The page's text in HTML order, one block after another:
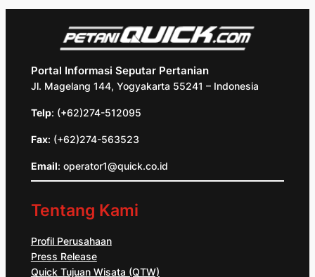
Portal Informasi Seputar Pertanian
Jl. Magelang 144, Yogyakarta 55241 – Indonesia
Telp: (+62)274-512095
Fax: (+62)274-563523
Email: operator1@quick.co.id
Tentang Kami
Profil Perusahaan
Press Release
Quick Tujuan Wisata (QTW)